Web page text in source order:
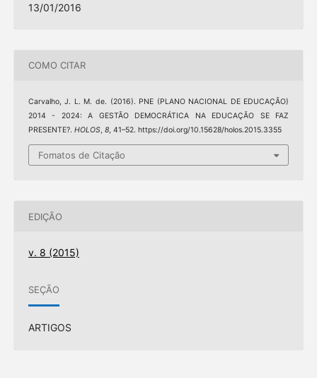
13/01/2016
COMO CITAR
Carvalho, J. L. M. de. (2016). PNE (PLANO NACIONAL DE EDUCAÇÃO)
2014 - 2024: A GESTÃO DEMOCRÁTICA NA EDUCAÇÃO SE FAZ
PRESENTE?. HOLOS, 8, 41–52. https://doi.org/10.15628/holos.2015.3355
Fomatos de Citação
EDIÇÃO
v. 8 (2015)
SEÇÃO
ARTIGOS